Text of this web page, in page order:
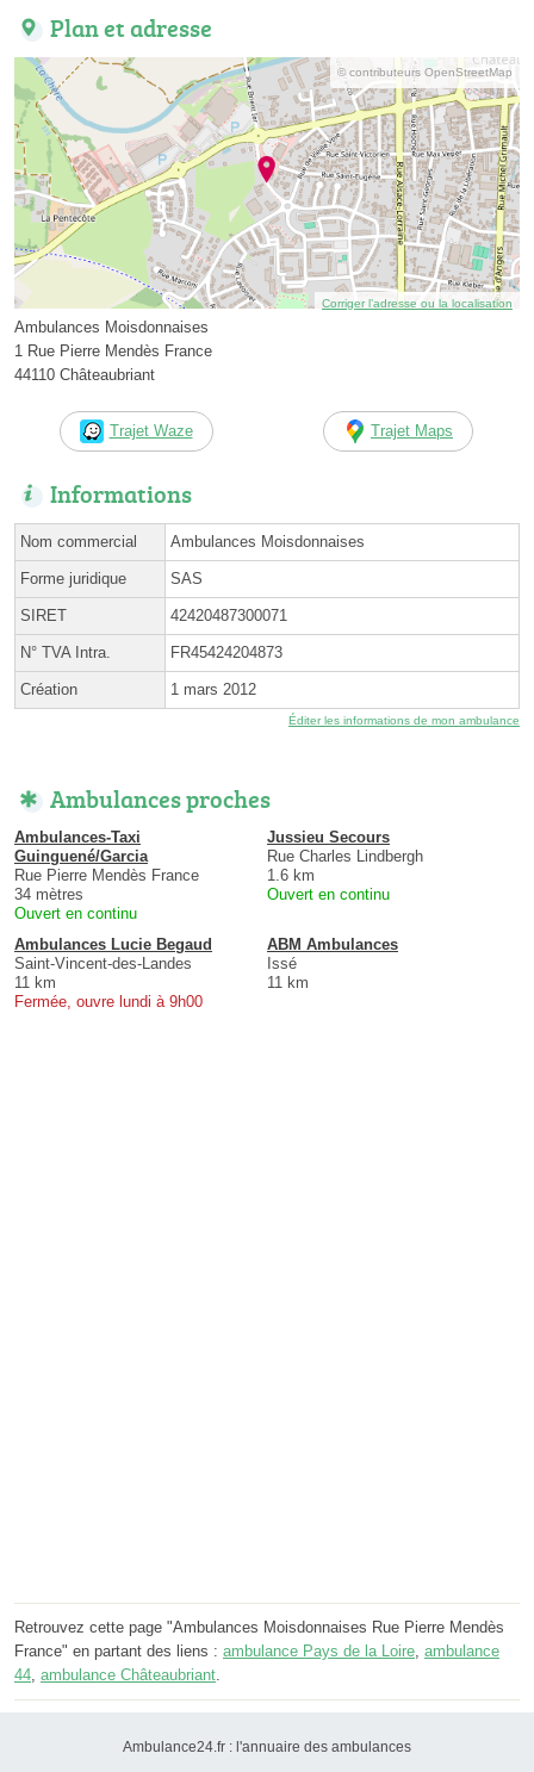
Plan et adresse
© contributeurs OpenStreetMap
Corriger l’adresse ou la localisation
Ambulances Moisdonnaises
1 Rue Pierre Mendès France
44110 Châteaubriant
Trajet Waze Trajet Maps
Informations
Nom commercial Ambulances Moisdonnaises
Forme juridique SAS
SIRET 42420487300071
N° TVA Intra. FR45424204873
Création 1 mars 2012
Éditer les informations de mon ambulance
Ambulances proches
Ambulances-Taxi
Guinguené/Garcia
Rue Pierre Mendès France
34 mètres
Ouvert en continu
Jussieu Secours
Rue Charles Lindbergh
1.6 km
Ouvert en continu
Ambulances Lucie Begaud
Saint-Vincent-des-Landes
11 km
Fermée, ouvre lundi à 9h00
ABM Ambulances
Issé
11 km
Retrouvez cette page "Ambulances Moisdonnaises Rue Pierre Mendès
France" en partant des liens : ambulance Pays de la Loire ambulance
44 ambulance Châteaubriant
Ambulance24.fr : l'annuaire des ambulances